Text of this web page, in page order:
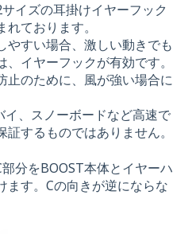
イズの耳掛けイヤーフック
ております。
やすい場合、激しい動きでも
イヤーフックが有効です。
止のために、風が強い場合に
、スノーボードなど高速で
するものではありません。
部分をBOOST本体とイヤーハ
ます。Cの向きが逆にならな